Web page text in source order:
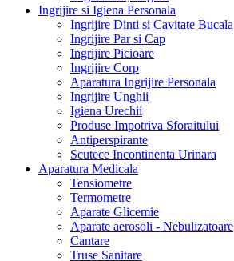
Ingrijire si Igiena Personala
Ingrijire Dinti si Cavitate Bucala
Ingrijire Par si Cap
Ingrijire Picioare
Ingrijire Corp
Aparatura Ingrijire Personala
Ingrijire Unghii
Igiena Urechii
Produse Impotriva Sforaitului
Antiperspirante
Scutece Incontinenta Urinara
Aparatura Medicala
Tensiometre
Termometre
Aparate Glicemie
Aparate aerosoli - Nebulizatoare
Cantare
Truse Sanitare